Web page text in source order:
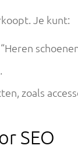
Je kunt:
zoals
SEO